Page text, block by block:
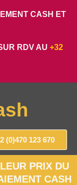
CASH ET
RDV AU +32
(0)470 123 670
PRIX DU
CASH